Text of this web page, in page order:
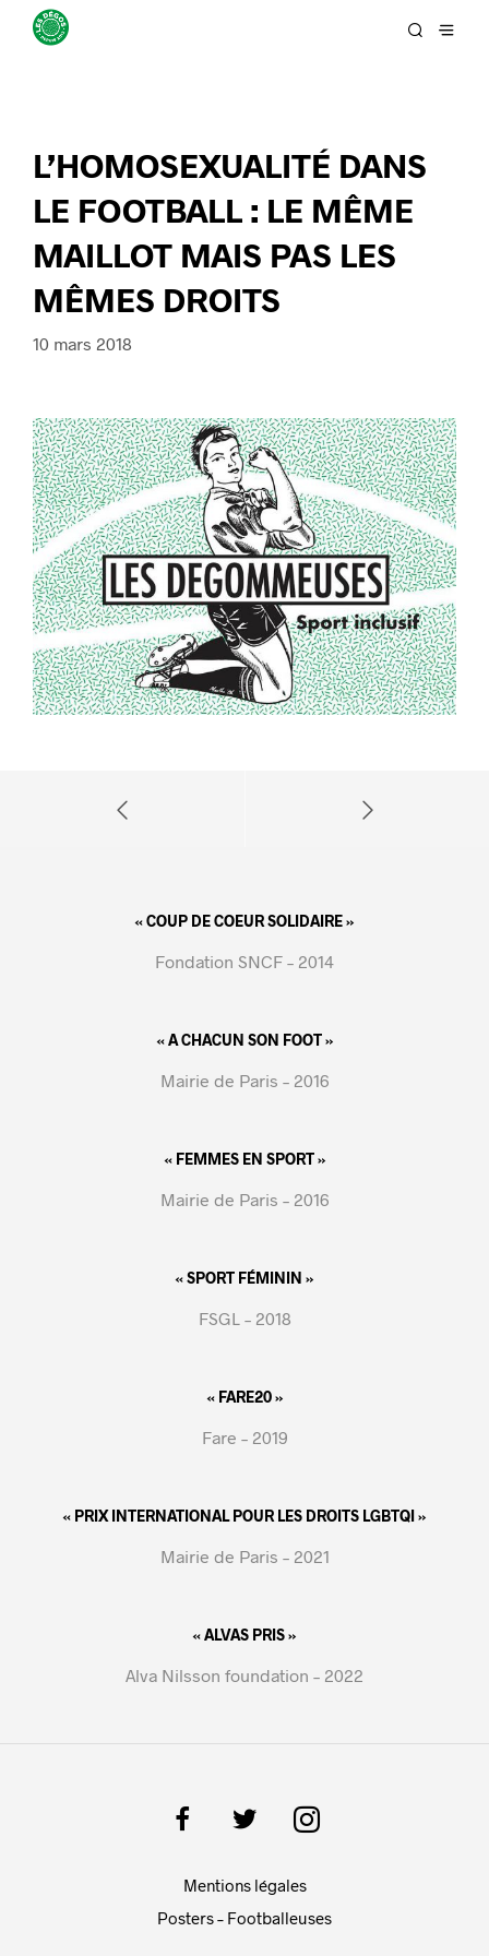
L’HOMOSEXUALITÉ DANS
LE FOOTBALL : LE MÊME
MAILLOT MAIS PAS LES
MÊMES DROITS
10 mars 2018
« COUP DE COEUR SOLIDAIRE »
Fondation SNCF – 2014
« A CHACUN SON FOOT »
Mairie de Paris – 2016
« FEMMES EN SPORT »
Mairie de Paris – 2016
« SPORT FÉMININ »
FSGL – 2018
« FARE20 »
Fare – 2019
« PRIX INTERNATIONAL POUR LES DROITS LGBTQI »
Mairie de Paris – 2021
« ALVAS PRIS »
Alva Nilsson foundation – 2022
Mentions légales
Posters – Footballeuses